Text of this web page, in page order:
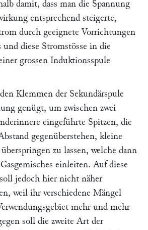
damit, dass man die Spannung
entsprechend steigerte,
durch geeignete Vorrichtungen
diese Stromstösse in die
grossen Induktionsspule
Klemmen der Sekundärspule
genügt, um zwischen zwei
eingeführte Spitzen, die
gegenüberstehen, kleine
zu lassen, welche dann
einleiten. Auf diese
jedoch hier nicht näher
weil ihr verschiedene Mängel
mehr und mehr
soll die zweite Art der